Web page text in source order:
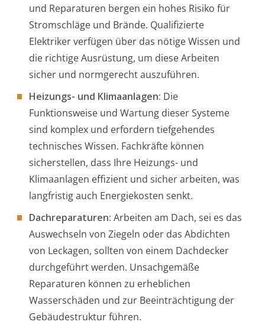
und Reparaturen bergen ein hohes Risiko für
Stromschläge und Brände. Qualifizierte
Elektriker verfügen über das nötige Wissen und
die richtige Ausrüstung, um diese Arbeiten
sicher und normgerecht auszuführen.
Heizungs- und Klimaanlagen: Die
Funktionsweise und Wartung dieser Systeme
sind komplex und erfordern tiefgehendes
technisches Wissen. Fachkräfte können
sicherstellen, dass Ihre Heizungs- und
Klimaanlagen effizient und sicher arbeiten, was
langfristig auch Energiekosten senkt.
Dachreparaturen: Arbeiten am Dach, sei es das
Auswechseln von Ziegeln oder das Abdichten
von Leckagen, sollten von einem Dachdecker
durchgeführt werden. Unsachgemäße
Reparaturen können zu erheblichen
Wasserschäden und zur Beeinträchtigung der
Gebäudestruktur führen.